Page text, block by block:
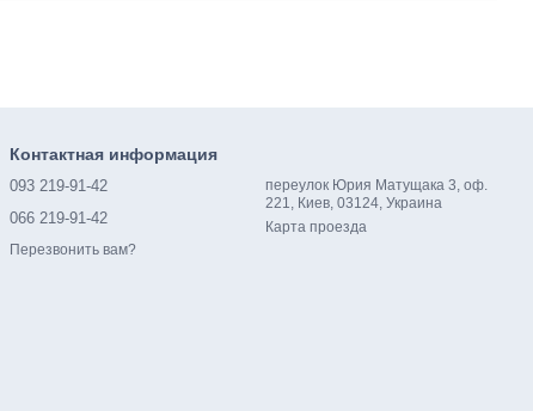
Контактная информация
093 219-91-42
066 219-91-42
Перезвонить вам?
переулок Юрия Матущака 3, оф.
221, Киев, 03124, Украина
Карта проезда